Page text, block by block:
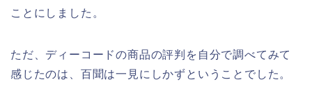
ことにしました。
ただ、ディーコードの商品の評判を自分で調べてみて
感じたのは、百聞は一見にしかずということでした。